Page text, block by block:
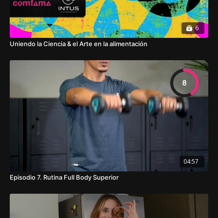
6
Uniendo la Ciencia & el Arte en la alimentación
04:57
Episodio 7. Rutina Full Body Superior